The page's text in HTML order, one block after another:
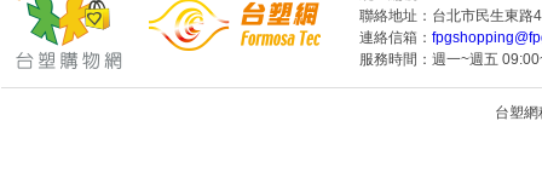
聯絡地址：台北市民生東路
連絡信箱：
服務時間：週一~週五
台塑